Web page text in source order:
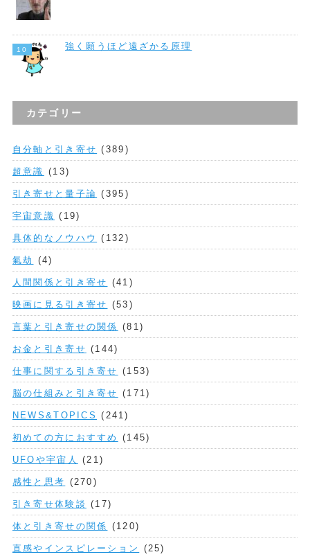
強く願うほど遠ざかる原理
カテゴリー
自分軸と引き寄せ (389)
超意識 (13)
引き寄せと量子論 (395)
宇宙意識 (19)
具体的なノウハウ (132)
氣劫 (4)
人間関係と引き寄せ (41)
映画に見る引き寄せ (53)
言葉と引き寄せの関係 (81)
お金と引き寄せ (144)
仕事に関する引き寄せ (153)
脳の仕組みと引き寄せ (171)
NEWS&TOPICS (241)
初めての方におすすめ (145)
UFOや宇宙人 (21)
感性と思考 (270)
引き寄せ体験談 (17)
体と引き寄せの関係 (120)
直感やインスピレーション (25)